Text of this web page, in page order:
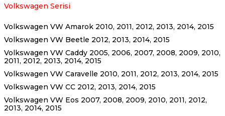
Volkswagen Serisi
Volkswagen VW Amarok 2010, 2011, 2012, 2013, 2014, 2015
Volkswagen VW Beetle 2012, 2013, 2014, 2015
Volkswagen VW Caddy 2005, 2006, 2007, 2008, 2009, 2010,
2011, 2012, 2013, 2014, 2015
Volkswagen VW Caravelle 2010, 2011, 2012, 2013, 2014, 2015
Volkswagen VW CC 2012, 2013, 2014, 2015
Volkswagen VW Eos 2007, 2008, 2009, 2010, 2011, 2012,
2013, 2014, 2015